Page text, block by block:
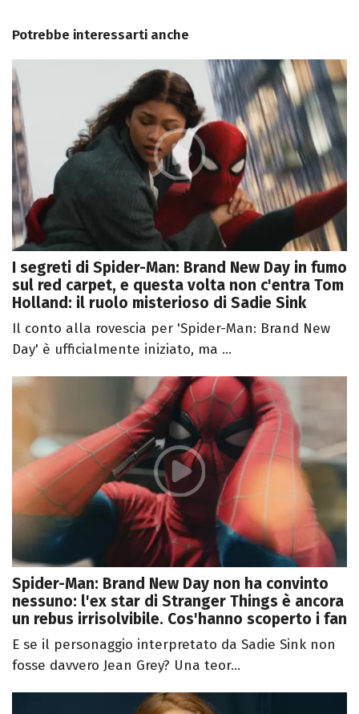
Potrebbe interessarti anche
I segreti di Spider-Man: Brand New Day in fumo
sul red carpet, e questa volta non c'entra Tom
Holland: il ruolo misterioso di Sadie Sink
Il conto alla rovescia per 'Spider-Man: Brand New
Day' è ufficialmente iniziato, ma ...
Spider-Man: Brand New Day non ha convinto
nessuno: l'ex star di Stranger Things è ancora
un rebus irrisolvibile. Cos'hanno scoperto i fan
E se il personaggio interpretato da Sadie Sink non
fosse davvero Jean Grey? Una teor...